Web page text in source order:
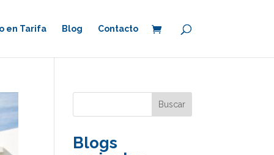
en Tarifa Blog Contacto
Buscar
Blogs